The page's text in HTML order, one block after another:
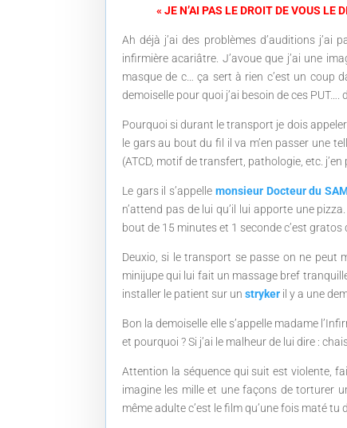
« JE N’AI PAS LE DROIT DE VOUS LE
Ah déjà j’ai des problèmes d’auditions
infirmière acariâtre. J’avoue que j’ai une
masque de c… ça sert à rien c’est un coup
demoiselle pour quoi j’ai besoin de ces
Pourquoi si durant le transport je dois
le gars au bout du fil il va m’en passer une
(ATCD, motif de transfert, pathologie, etc. j’en
Le gars il s’appelle monsieur Docteur du
n’attend pas de lui qu’il lui apporte une
bout de 15 minutes et 1 seconde c’est gratos
Deuxio, si le transport se passe on ne peut
minijupe qui lui fait un massage bref
installer le patient sur un stryker il y a une
Bon la demoiselle elle s’appelle madame
et pourquoi ? Si j’ai le malheur de lui dire :
Attention la séquence qui suit est violente,
imagine les mille et une façons de torturer
même adulte c’est le film qu’une fois maté